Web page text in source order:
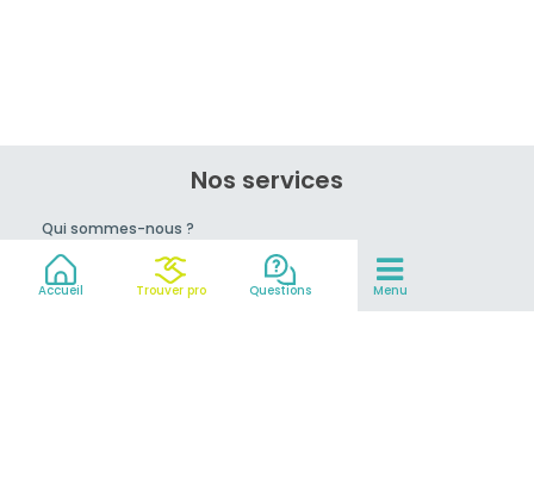
Accueil Trouver pro Questions Menu
Nos services
Qui sommes-nous ?
Rejoignez-nous !
Conseils du pro